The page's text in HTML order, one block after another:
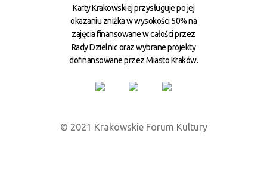
Karty Krakowskiej przysługuje po jej
okazaniu zniżka w wysokości 50% na
zajęcia finansowane w całości przez
Rady Dzielnic oraz wybrane projekty
dofinansowane przez Miasto Kraków.
© 2021 Krakowskie Forum Kultury